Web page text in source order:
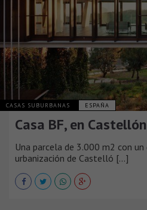
CASAS SUBURBANAS ESPAÑA
Casa BF, en Castellón
Una parcela de 3.000 m2 con
urbanización de Castelló [...]